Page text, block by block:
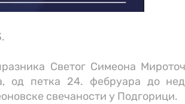
Светог Симеона
од петка 24. фебруара до
свечаности у Подгорици.